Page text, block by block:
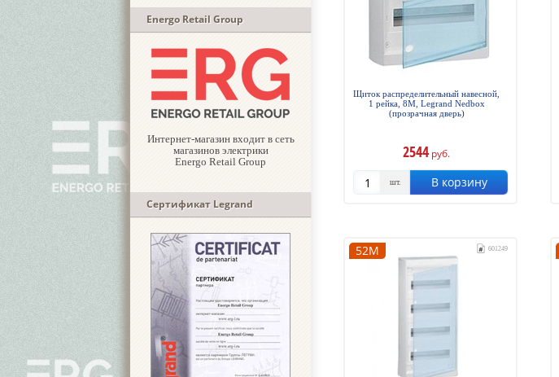
Energo Retail Group
Интернет-магазин входит в сеть
магазинов электрики
Energo Retail Group
Сертификат Legrand
Щиток распределительный навесной,
1 рейка, 8М, Legrand Nedbox
(прозрачная дверь)
2544 руб.
шт. В корзину
52М 601249